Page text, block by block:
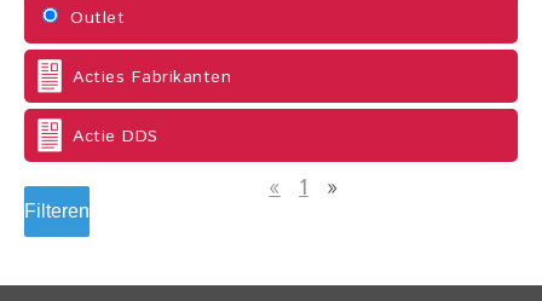
Outlet
Acties Fabrikanten
Actie DDS
Filteren
« 1 »